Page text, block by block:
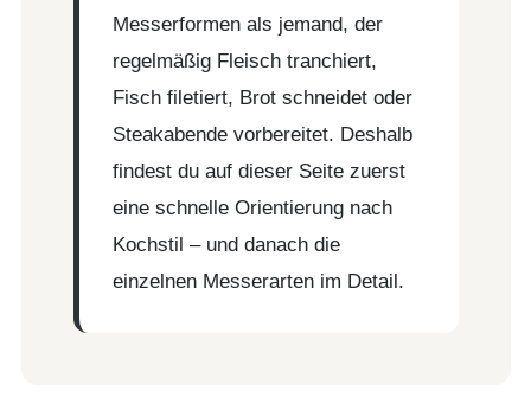
Messerformen als jemand, der
regelmäßig Fleisch tranchiert,
Fisch filetiert, Brot schneidet oder
Steakabende vorbereitet. Deshalb
findest du auf dieser Seite zuerst
eine schnelle Orientierung nach
Kochstil – und danach die
einzelnen Messerarten im Detail.